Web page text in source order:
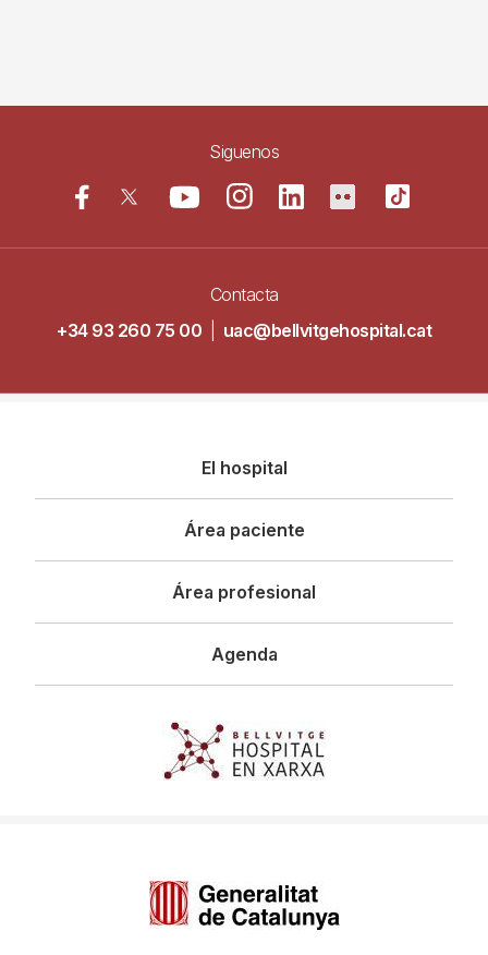
Siguenos
Contacta
+34 93 260 75 00
uac@bellvitgehospital.cat
principal
El hospital
Área paciente
Área profesional
Agenda